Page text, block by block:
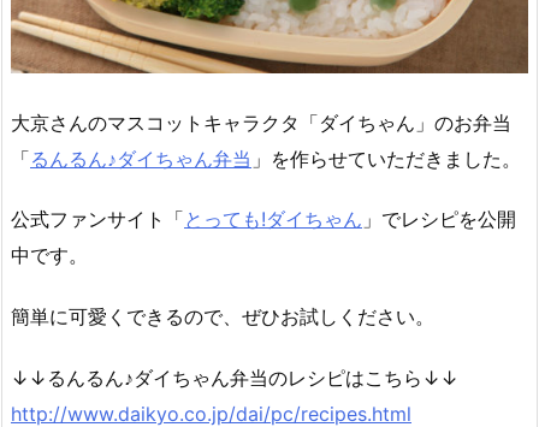
大京さんのマスコットキャラクタ「ダイちゃん」のお弁当
「るんるん♪ダイちゃん弁当 」を作らせていただきました。
公式ファンサイト「とっても!ダイちゃん 」でレシピを公開
中です。
簡単に可愛くできるので、ぜひお試しください。
↓↓るんるん♪ダイちゃん弁当のレシピはこちら↓↓
http://www.daikyo.co.jp/dai/pc/recipes.html